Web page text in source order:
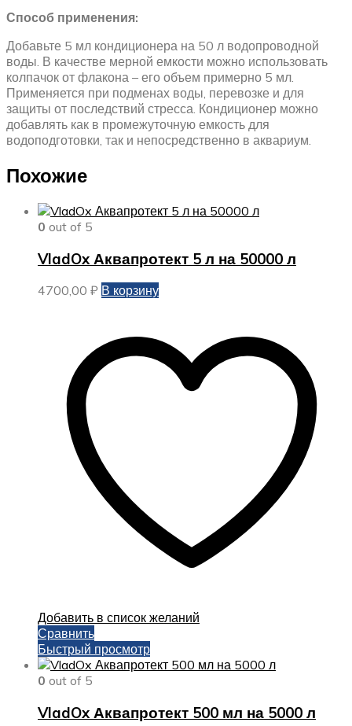
Способ применения:
Добавьте 5 мл кондиционера на 50 л водопроводной
воды. В качестве мерной емкости можно использовать
колпачок от флакона – его объем примерно 5 мл.
Применяется при подменах воды, перевозке и для
защиты от последствий стресса. Кондиционер можно
добавлять как в промежуточную емкость для
водоподготовки, так и непосредственно в аквариум.
Похожие
0 out of 5
VladOx Аквапротект 5 л на 50000 л
4700,00 ₽ В корзину
Добавить в список желаний
Сравнить
Быстрый просмотр
0 out of 5
VladOx Аквапротект 500 мл на 5000 л